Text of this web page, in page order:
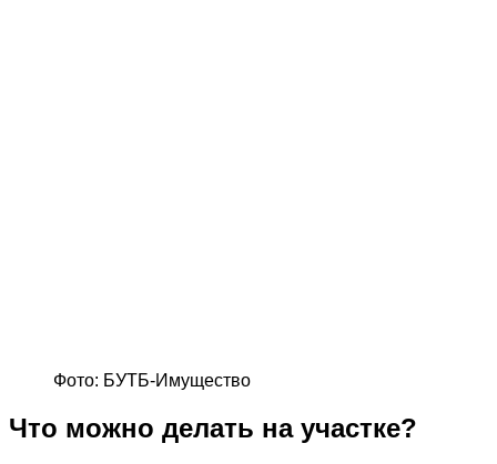
Фото: БУТБ-Имущество
Что можно делать на участке?